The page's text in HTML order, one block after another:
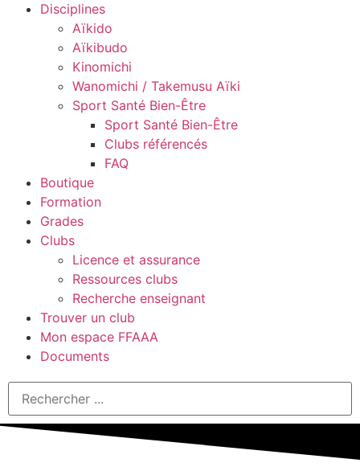
Disciplines
Aïkido
Aïkibudo
Kinomichi
Wanomichi / Takemusu Aïki
Sport Santé Bien-Être
Sport Santé Bien-Être
Clubs référencés
FAQ
Boutique
Formation
Grades
Clubs
Licence et assurance
Ressources clubs
Recherche enseignant
Trouver un club
Mon espace FFAAA
Documents